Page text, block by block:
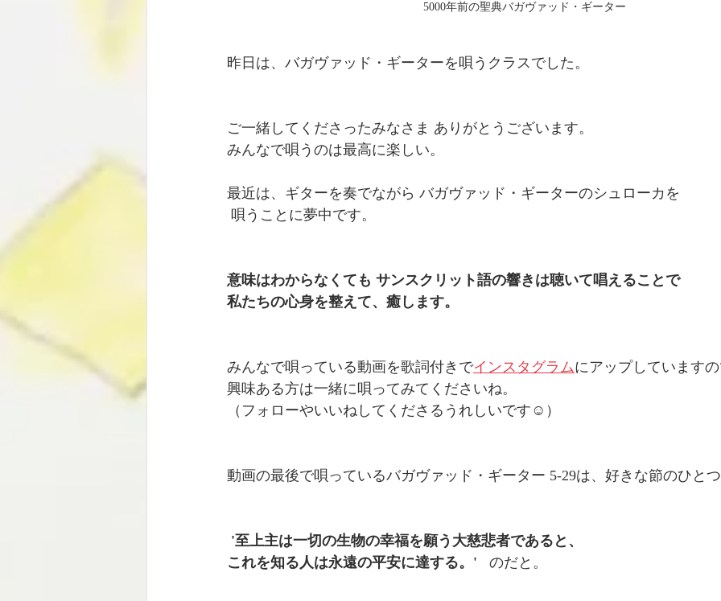
5000年前の聖典バガヴァッド・ギーター
昨日は、バガヴァッド・ギーターを唄うクラスでした。
ご一緒してくださったみなさま ありがとうございます。
みんなで唄うのは最高に楽しい。
最近は、ギターを奏でながら バガヴァッド・ギーターのシュローカを
唄うことに夢中です。
意味はわからなくても サンスクリット語の響きは聴いて唱えることで
私たちの心身を整えて、癒します。
みんなで唄っている動画を歌詞付きでインスタグラムにアップしています
興味ある方は一緒に唄ってみてくださいね。
（フォローやいいねしてくださるうれしいです☺️）
動画の最後で唄っているバガヴァッド・ギーター 5-29は、好きな節のひと
'至上主は一切の生物の幸福を願う大慈悲者であると、
これを知る人は永遠の平安に達する。' のだと。